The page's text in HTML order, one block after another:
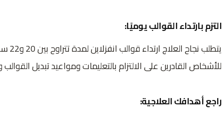
التزم بارتداء القوالب يوميًا:
للأشخاص القادرين على الالتزام بالتعليمات ومواعيد تبديل القوالب
راجع أهدافك العلاجية: